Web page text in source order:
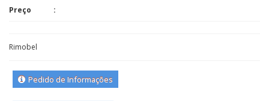
Preço
Rimobel
Pedido de Informações